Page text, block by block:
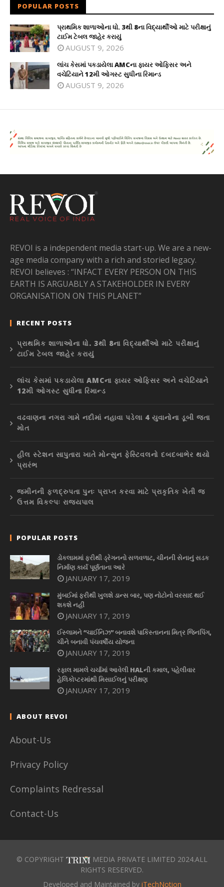
POPULAR POSTS
પ્રાથમિક શાળાઓના ધો. 3થી 8ના વિદ્યાર્થીઓ માટે પરીક્ષાનું
ટાઈમ ટેબલ જાહેર કરાયું
AUGUST 9, 2026
લાંચ કેસમાં પકડાયેલા AMCના ફાયર ઓફિસર અને
વચેટિયાને 12મી ઓગસ્ટ સુધીના રિમાન્ડ
AUGUST 9, 2026
REVOI is a independent media start-up. We are a new-
age media company with a rich and storied legacy.
REVOI believes : “INFACT EVERY PERSON ON THIS
EARTH IS ARGUABLY A STAKEHOLDER IN EVERY
ORGANISATION ON THIS PLANET”
RECENT POSTS
પ્રાથમિક શાળાઓના ધો. 3થી 8ના વિદ્યાર્થીઓ માટે પરીક્ષાનું
ટાઈમ ટેબલ જાહેર કરાયું
લાંચ કેસમાં પકડાયેલા AMCના ફાયર ઓફિસર અને વચેટિયાને
12મી ઓગસ્ટ સુધીના રિમાન્ડ
વઢવાણના નગરા ગામે નદીમાં નહાવા પડેલા 4 યુવાનોના ડૂબી જતા
મોત
હીલ સ્ટેશન સાપુતારા ખાતે મોન્સુન ફેસ્ટિવલનો દબદબાભેર થયો
પ્રારંભ
જમીનની ફળદ્રુપતા પુનઃ પ્રાપ્ત કરવા માટે પ્રાકૃતિક ખેતી જ
ઉત્તમ વિકલ્પઃ રાજ્યપાલ
POPULAR POSTS
ડોકલામમાં ફરીથી ડ્રેગનનો સળવળાટ, ચીનની સેનાનું સડક
નિર્માણ કાર્ય પૂર્ણતાના આરે
JANUARY 17, 2019
મુંબઈમાં ફરીથી ખુલશે ડાન્સ બાર, પણ નોટોનો વરસાદ થઈ
શકશે નહીં
JANUARY 17, 2019
ઈસ્લામને “ચાઈનિઝ” બનાવશે પાકિસ્તાનના મિત્ર જિનપિંગ,
ચીને બનાવી પંચવર્ષીય યોજના
JANUARY 17, 2019
રફાલ મામલે ચર્ચામાં આવેલી HALની કમાલ, પહેલીવાર
હેલિકોપ્ટરમાંથી મિસાઈલનું પરીક્ષણ
JANUARY 17, 2019
ABOUT REVOI
About-Us
Privacy Policy
Complaints Redressal
Contact-Us
© COPYRIGHT
MEDIA PRIVATE LIMITED 2024.ALL
RIGHTS RESERVED.
Developed and Maintained by iTechNotion